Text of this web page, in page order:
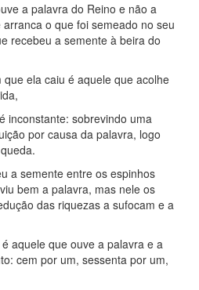
a palavra do Reino e não a
o que foi semeado no seu
recebeu a semente à beira do
ela caiu é aquele que acolhe
inconstante: sobrevindo uma
por causa da palavra, logo
a semente entre os espinhos
bem a palavra, mas nele os
das riquezas a sufocam e a
aquele que ouve a palavra e a
cem por um, sessenta por um,